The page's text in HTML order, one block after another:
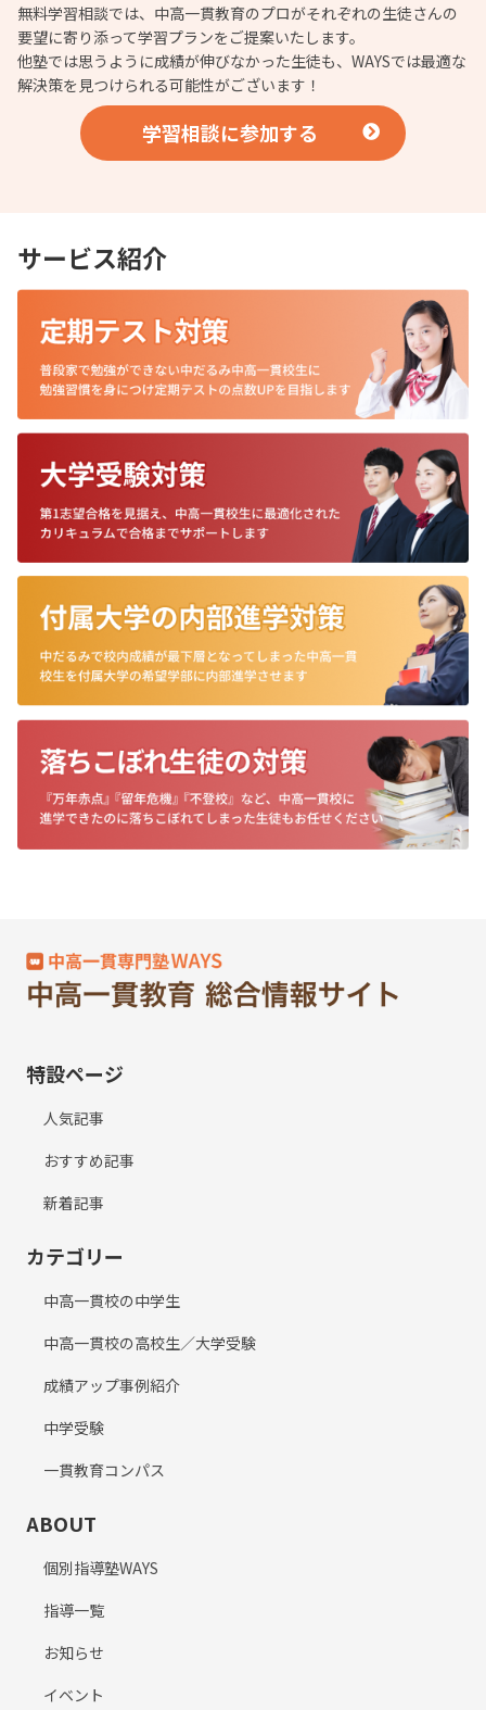
無料学習相談では、中高一貫教育のプロがそれぞれの生徒さんの
要望に寄り添って学習プランをご提案いたします。
他塾では思うように成績が伸びなかった生徒も、WAYSでは最適な
解決策を見つけられる可能性がございます！
学習相談に参加する
サービス紹介
特設ページ
人気記事
おすすめ記事
新着記事
カテゴリー
中高一貫校の中学生
中高一貫校の高校生／大学受験
成績アップ事例紹介
中学受験
一貫教育コンパス
ABOUT
個別指導塾WAYS
指導一覧
お知らせ
イベント